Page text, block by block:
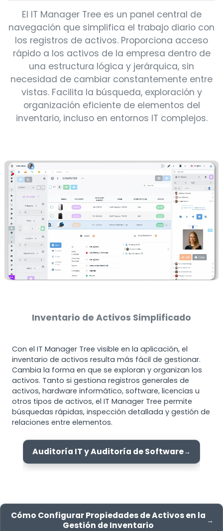
El IT Manager Tree es un panel central de
navegación que simplifica el trabajo diario con
los registros de activos. Proporciona acceso
rápido a los activos de la empresa dentro de
una estructura lógica y jerárquica, sin
necesidad de cambiar constantemente entre
vistas. Facilita la búsqueda, exploración y
organización eficiente de elementos del
inventario, incluso en entornos IT complejos.
Inventario de Activos Simplificado
Con el IT Manager Tree visible en la aplicación, el
inventario de activos resulta más fácil de gestionar.
Cambia la forma en que se exploran y organizan los
activos. Tanto si gestiona registros generales de
activos, hardware informático, software, licencias u
otros tipos de activos, el IT Manager Tree permite
búsquedas rápidas, inspección detallada y gestión de
relaciones entre elementos.
Auditoría IT y Auditoría de Software
Cómo Configurar Propiedades de Activos en la
Gestión de Inventario